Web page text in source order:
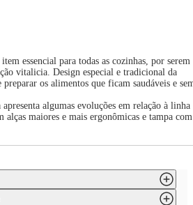
essencial para todas as cozinhas, por serem
vitalicia. Design especial e tradicional da
os alimentos que ficam saudáveis e
algumas evoluções em relação à linha
maiores e mais ergonômicas e tampa com